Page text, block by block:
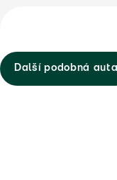
Další podobná auta